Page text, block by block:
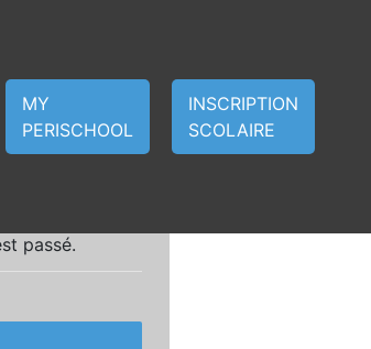
MY
PERISCHOOL
INSCRIPTION
SCOLAIRE
passé.